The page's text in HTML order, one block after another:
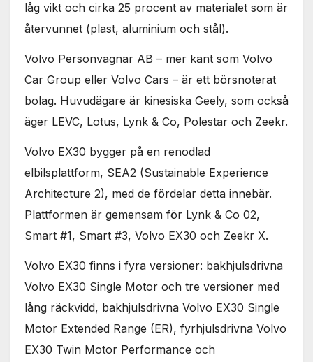
låg vikt och cirka 25 procent av materialet som är
återvunnet (plast, aluminium och stål).
Volvo Personvagnar AB – mer känt som Volvo
Car Group eller Volvo Cars – är ett börsnoterat
bolag. Huvudägare är kinesiska Geely, som också
äger LEVC, Lotus, Lynk & Co, Polestar och Zeekr.
Volvo EX30 bygger på en renodlad
elbilsplattform, SEA2 (Sustainable Experience
Architecture 2), med de fördelar detta innebär.
Plattformen är gemensam för Lynk & Co 02,
Smart #1, Smart #3, Volvo EX30 och Zeekr X.
Volvo EX30 finns i fyra versioner: bakhjulsdrivna
Volvo EX30 Single Motor och tre versioner med
lång räckvidd, bakhjulsdrivna Volvo EX30 Single
Motor Extended Range (ER), fyrhjulsdrivna Volvo
EX30 Twin Motor Performance och